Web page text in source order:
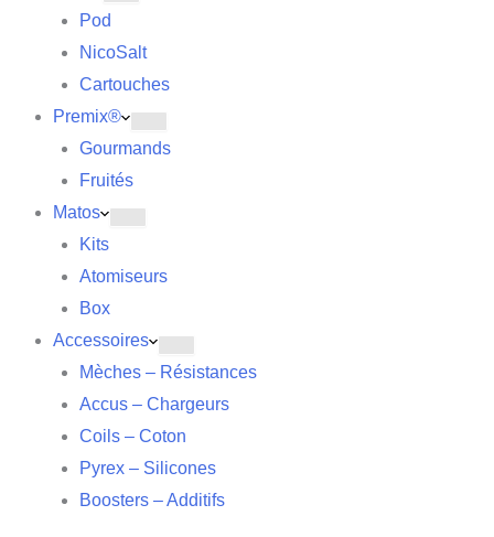
Pod
NicoSalt
Cartouches
Premix®
Gourmands
Fruités
Matos
Kits
Atomiseurs
Box
Accessoires
Mèches – Résistances
Accus – Chargeurs
Coils – Coton
Pyrex – Silicones
Boosters – Additifs